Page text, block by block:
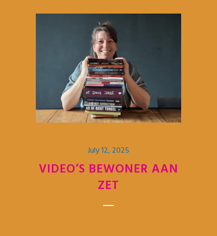
July 12, 2025
VIDEO’S BEWONER AAN
ZET